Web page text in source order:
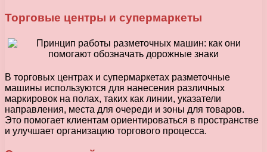
Торговые центры и супермаркеты
В торговых центрах и супермаркетах разметочные
машины используются для нанесения различных
маркировок на полах, таких как линии, указатели
направления, места для очереди и зоны для товаров.
Это помогает клиентам ориентироваться в пространстве
и улучшает организацию торгового процесса.